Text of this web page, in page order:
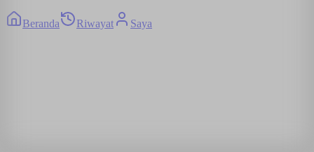
Beranda Riwayat Saya